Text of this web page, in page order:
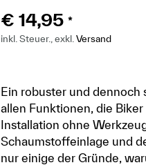
€ 14,95 *
inkl. Steuer., exkl. Versand
Ein robuster und
allen Funktionen, die
Installation ohne
Schaumstoffeinlage und
nur einige der Gründe,